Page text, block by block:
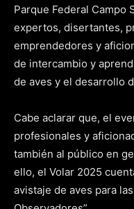
Parque Federal Campo
expertos, disertantes,
emprendedores y
de intercambio y
de aves y el desarrollo
Cabe aclarar que, el
profesionales y
también al público en
ello, el Volar 2025
avistaje de aves para